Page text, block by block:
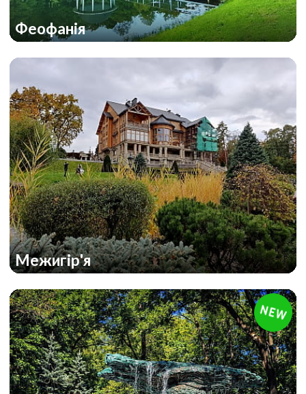
Феофанія
Межигір'я